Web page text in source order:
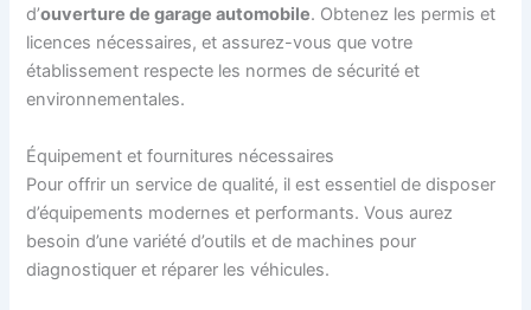
d’ouverture de garage automobile. Obtenez les permis et
licences nécessaires, et assurez-vous que votre
établissement respecte les normes de sécurité et
environnementales.
Équipement et fournitures nécessaires
Pour offrir un service de qualité, il est essentiel de disposer
d’équipements modernes et performants. Vous aurez
besoin d’une variété d’outils et de machines pour
diagnostiquer et réparer les véhicules.